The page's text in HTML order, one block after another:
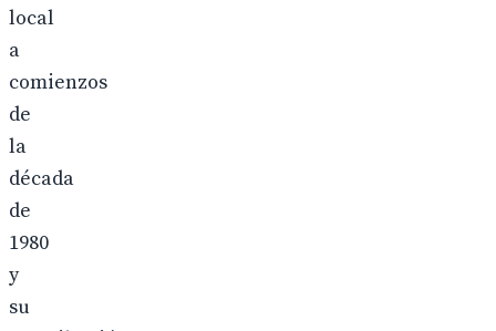
local
a
comienzos
de
la
década
de
1980
y
su